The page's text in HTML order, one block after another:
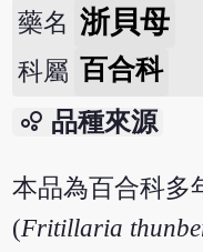
藥名 浙貝母
科屬 百合科
bubble_chart 品種來源
本品為百合科多
(Fritillaria